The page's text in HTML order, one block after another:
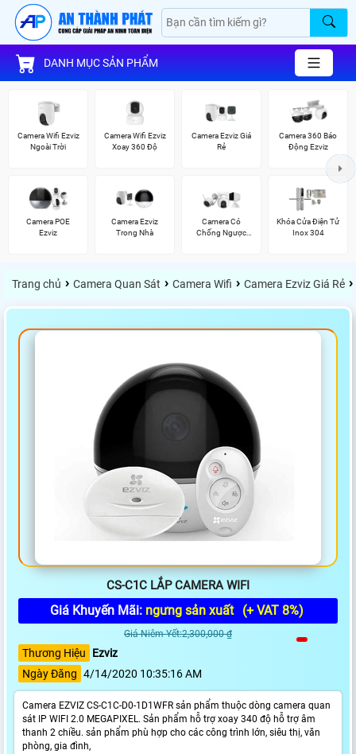
DANH MỤC SẢN PHẨM
Camera Wifi Ezviz
Ngoài Trời
Camera Wifi Ezviz
Xoay 360 Độ
Camera Ezviz Giá
Rẻ
Camera 360 Báo
Động Ezviz
Camera POE
Ezviz
Camera Ezviz
Trong Nhà
Camera Có
Chống Ngược
Khóa Cửa Điện Tử
Inox 304
Trang chủ › Camera Quan Sát › Camera Wifi › Camera Ezviz Giá Rẻ ›
CS-C1C LẮP CAMERA WIFI
Giá Khuyến Mãi: ngưng sản xuất (+ VAT 8%)
Giá Niêm Yết:2,300,000 ₫
Thương Hiệu
Ezviz
Ngày Đăng 4/14/2020 10:35:16 AM
Camera EZVIZ CS-C1C-D0-1D1WFR sản phẩm thuộc dòng camera quan
sát IP WIFI 2.0 MEGAPIXEL. Sản phẩm hỗ trợ xoay 340 độ hỗ trợ âm
thanh 2 chiều. sản phẩm phù hợp cho các công trình lớn, siêu thị, văn
phòng, gia đình,